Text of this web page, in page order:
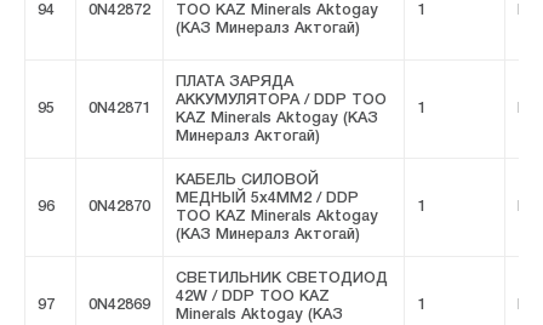
94 0N42872
ТОО KAZ Minerals Aktogay
(КАЗ Минералз Актогай)
1
95 0N42871
ПЛАТА ЗАРЯДА
АККУМУЛЯТОРА / DDP ТОО
KAZ Minerals Aktogay (КАЗ
Минералз Актогай)
1
96 0N42870
КАБЕЛЬ СИЛОВОЙ
МЕДНЫЙ 5x4MM2 / DDP
ТОО KAZ Minerals Aktogay
(КАЗ Минералз Актогай)
1
97 0N42869
СВЕТИЛЬНИК СВЕТОДИОД
42W / DDP ТОО KAZ
Minerals Aktogay (КАЗ
1